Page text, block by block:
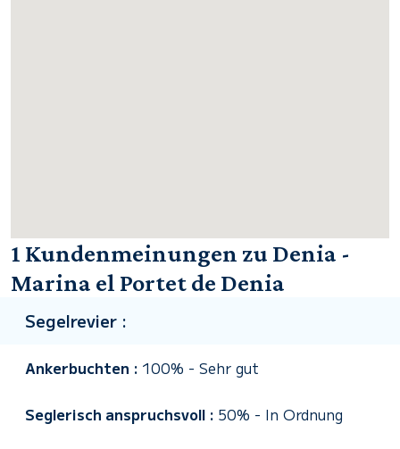
1 Kundenmeinungen zu Denia -
Marina el Portet de Denia
Segelrevier :
Ankerbuchten : 100% - Sehr gut
Seglerisch anspruchsvoll : 50% - In Ordnung